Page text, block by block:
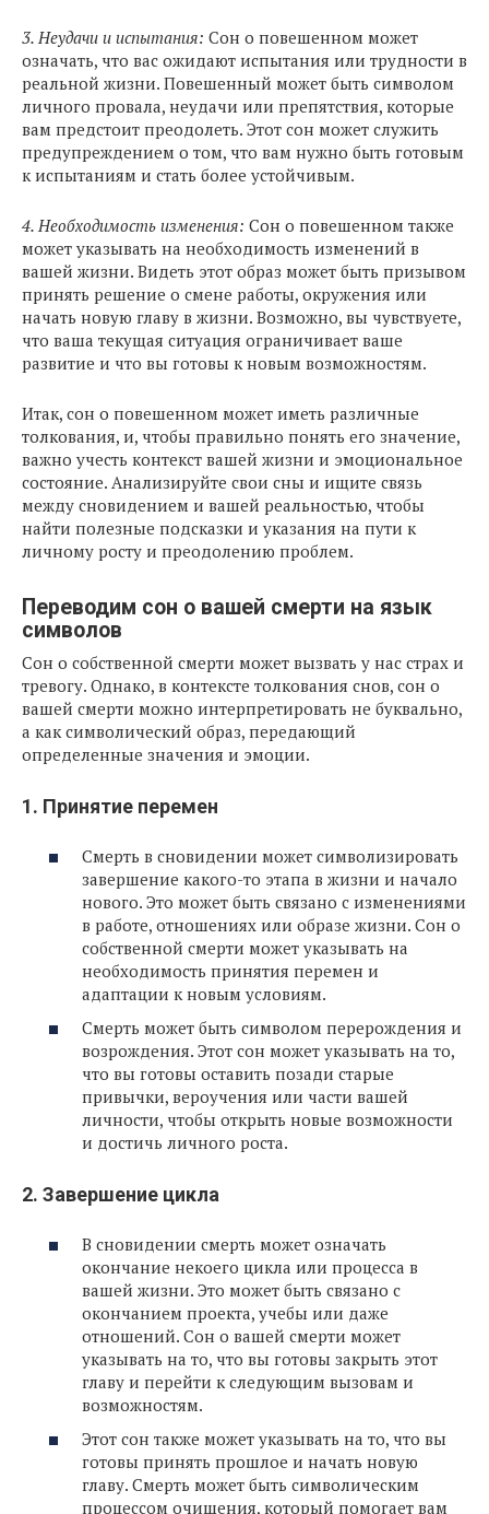
3. Неудачи и испытания: Сон о повешенном может
означать, что вас ожидают испытания или трудности в
реальной жизни. Повешенный может быть символом
личного провала, неудачи или препятствия, которые
вам предстоит преодолеть. Этот сон может служить
предупреждением о том, что вам нужно быть готовым
к испытаниям и стать более устойчивым.
4. Необходимость изменения: Сон о повешенном также
может указывать на необходимость изменений в
вашей жизни. Видеть этот образ может быть призывом
принять решение о смене работы, окружения или
начать новую главу в жизни. Возможно, вы чувствуете,
что ваша текущая ситуация ограничивает ваше
развитие и что вы готовы к новым возможностям.
Итак, сон о повешенном может иметь различные
толкования, и, чтобы правильно понять его значение,
важно учесть контекст вашей жизни и эмоциональное
состояние. Анализируйте свои сны и ищите связь
между сновидением и вашей реальностью, чтобы
найти полезные подсказки и указания на пути к
личному росту и преодолению проблем.
Переводим сон о вашей смерти на язык
символов
Сон о собственной смерти может вызвать у нас страх и
тревогу. Однако, в контексте толкования снов, сон о
вашей смерти можно интерпретировать не буквально,
а как символический образ, передающий
определенные значения и эмоции.
1. Принятие перемен
Смерть в сновидении может символизировать
завершение какого-то этапа в жизни и начало
нового. Это может быть связано с изменениями
в работе, отношениях или образе жизни. Сон о
собственной смерти может указывать на
необходимость принятия перемен и
адаптации к новым условиям.
Смерть может быть символом перерождения и
возрождения. Этот сон может указывать на то,
что вы готовы оставить позади старые
привычки, вероучения или части вашей
личности, чтобы открыть новые возможности
и достичь личного роста.
2. Завершение цикла
В сновидении смерть может означать
окончание некоего цикла или процесса в
вашей жизни. Это может быть связано с
окончанием проекта, учебы или даже
отношений. Сон о вашей смерти может
указывать на то, что вы готовы закрыть этот
главу и перейти к следующим вызовам и
возможностям.
Этот сон также может указывать на то, что вы
готовы принять прошлое и начать новую
главу. Смерть может быть символическим
процессом очищения, который помогает вам